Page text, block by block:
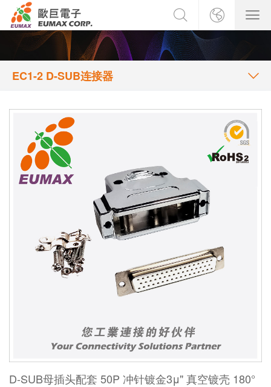
EC1-2 D-SUB连接器
D-SUB母插头配套 50P 冲针镀金3μ" 真空镀壳 180°